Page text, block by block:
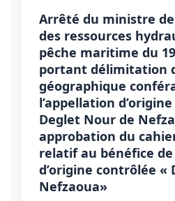
Arrêté du ministre
des ressources
pêche maritime du
portant délimitation
géographique
l’appellation
Deglet Nour de
approbation du
relatif au bénéfice de
d’origine contrôlée «
Nefzaoua»